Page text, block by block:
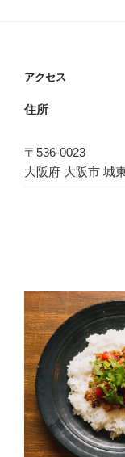
アクセス
住所
〒536-0023
大阪府 大阪市 城